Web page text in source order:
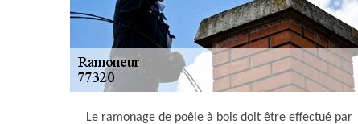
Le ramonage de poêle à bois doit être effectué par